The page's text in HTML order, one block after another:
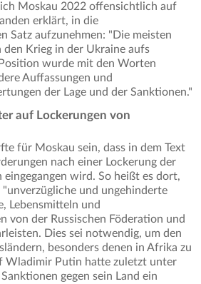
Moskau 2022 offensichtlich auf
erklärt, in die
Satz aufzunehmen: "Die meisten
Krieg in der Ukraine aufs
wurde mit den Worten
Auffassungen und
der Lage und der Sanktionen."
auf Lockerungen von
für Moskau sein, dass in dem Text
nach einer Lockerung der
wird. So heißt es dort,
und ungehinderte
Lebensmitteln und
von der Russischen Föderation und
Dies sei notwendig, um den
besonders denen in Afrika zu
Wladimir Putin hatte zuletzt unter
gegen sein Land ein